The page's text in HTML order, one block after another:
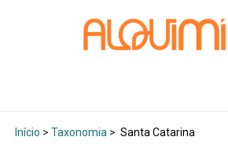
Início > Taxonomia> Santa Catarina